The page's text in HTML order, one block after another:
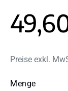
Preise exkl.